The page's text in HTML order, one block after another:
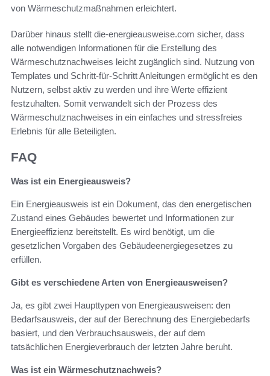
von Wärmeschutzmaßnahmen erleichtert.
Darüber hinaus stellt die-energieausweise.com sicher, dass
alle notwendigen Informationen für die Erstellung des
Wärmeschutznachweises leicht zugänglich sind. Nutzung von
Templates und Schritt-für-Schritt Anleitungen ermöglicht es den
Nutzern, selbst aktiv zu werden und ihre Werte effizient
festzuhalten. Somit verwandelt sich der Prozess des
Wärmeschutznachweises in ein einfaches und stressfreies
Erlebnis für alle Beteiligten.
FAQ
Was ist ein Energieausweis?
Ein Energieausweis ist ein Dokument, das den energetischen
Zustand eines Gebäudes bewertet und Informationen zur
Energieeffizienz bereitstellt. Es wird benötigt, um die
gesetzlichen Vorgaben des Gebäudeenergiegesetzes zu
erfüllen.
Gibt es verschiedene Arten von Energieausweisen?
Ja, es gibt zwei Haupttypen von Energieausweisen: den
Bedarfsausweis, der auf der Berechnung des Energiebedarfs
basiert, und den Verbrauchsausweis, der auf dem
tatsächlichen Energieverbrauch der letzten Jahre beruht.
Was ist ein Wärmeschutznachweis?